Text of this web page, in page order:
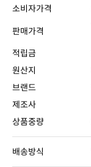
소비자가격
판매가격
적립금
원산지
브랜드
제조사
상품중량
배송방식